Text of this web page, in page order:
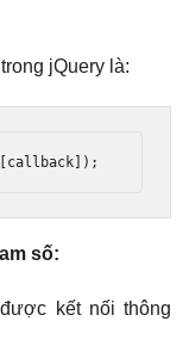
trong jQuery là:
[callback]);
số:
kết nối thông